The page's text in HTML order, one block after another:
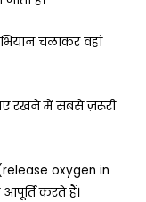
चलाकर वहां
रखने में सबसे ज़रूरी
oxygen in
करते हैं।